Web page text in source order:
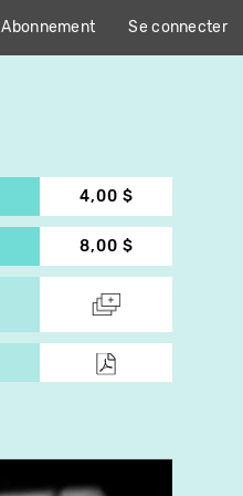
Abonnement Se connecter
4,00 $
8,00 $